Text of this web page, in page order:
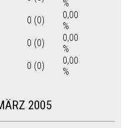
%
0 (0)
0,00
%
0 (0)
0,00
%
0 (0)
0,00
%
2005